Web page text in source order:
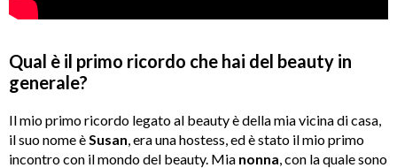
Qual è il primo ricordo che hai del beauty in
generale?
Il mio primo ricordo legato al beauty è della mia vicina di casa,
il suo nome è Susan , era una hostess, ed è stato il mio primo
incontro con il mondo del beauty. Mia nonna , con la quale sono